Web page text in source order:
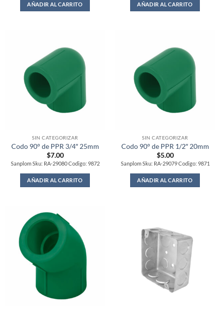
AÑADIR AL CARRITO AÑADIR AL CARRITO
SIN CATEGORIZAR
Codo 90° de PPR 3/4″ 25mm
$7.00
Sanplom Sku: RA-29080 Codigo: 9872
AÑADIR AL CARRITO
SIN CATEGORIZAR
Codo 90° de PPR 1/2″ 20mm
$5.00
Sanplom Sku: RA-29079 Codigo: 9871
AÑADIR AL CARRITO